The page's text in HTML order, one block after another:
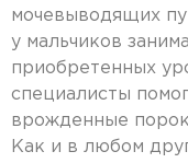
мочевыводящих
у мальчиков
приобретенных
специалисты
врожденные
Как и в любом